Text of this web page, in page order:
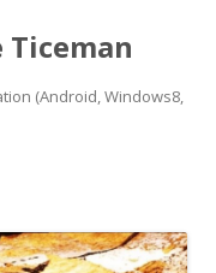
Ticeman
(Android, Windows8,